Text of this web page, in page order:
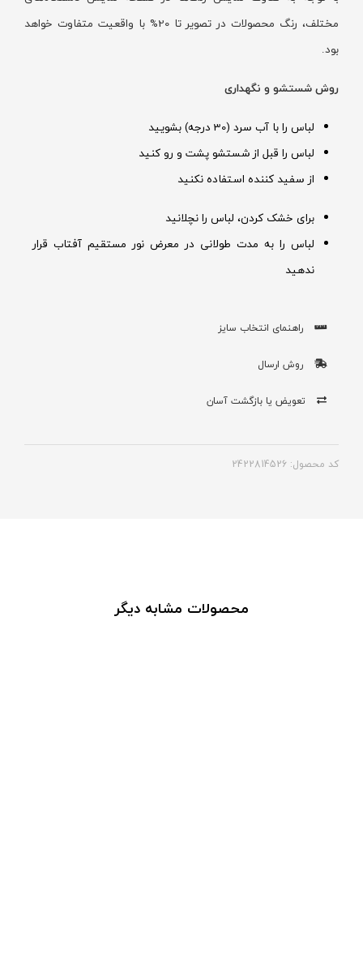
مختلف، رنگ محصولات در تصویر تا 20% با واقعیت متفاوت خواهد
بود.
روش شستشو و نگهداری
لباس را با آب سرد (30 درجه) بشویید
لباس را قبل از شستشو پشت و رو کنید
از سفید کننده استفاده نکنید
برای خشک کردن، لباس را نچلانید
لباس را به مدت طولانی در معرض نور مستقیم آفتاب قرار
ندهید
راهنمای انتخاب سایز
روش ارسال
تعویض یا بازگشت آسان
کد محصول: 2422814526
محصولات مشابه دیگر